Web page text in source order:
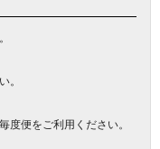
。
度便をご利用ください。